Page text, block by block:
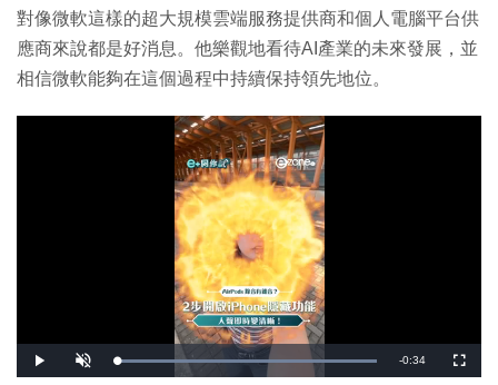
對像微軟這樣的超大規模雲端服務提供商和個人電腦平台供
應商來說都是好消息。他樂觀地看待AI產業的未來發展，並
相信微軟能夠在這個過程中持續保持領先地位。
播
放
開
啟
載
入
剩
-0:34
全
螢